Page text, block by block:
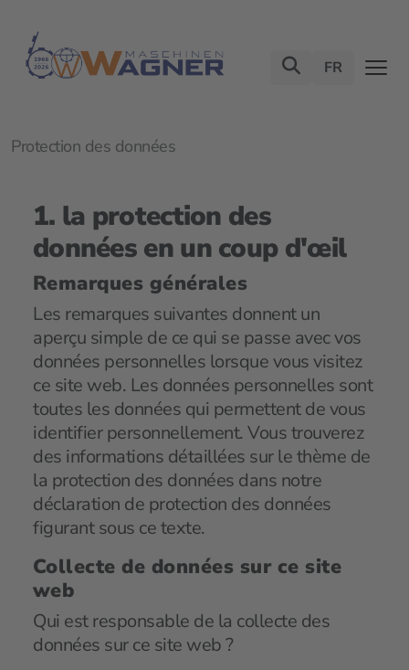
FR
Protection des données
1. la protection des
données en un coup d'œil
Remarques générales
Les remarques suivantes donnent un
aperçu simple de ce qui se passe avec vos
données personnelles lorsque vous visitez
ce site web. Les données personnelles sont
toutes les données qui permettent de vous
identifier personnellement. Vous trouverez
des informations détaillées sur le thème de
la protection des données dans notre
déclaration de protection des données
figurant sous ce texte.
Collecte de données sur ce site
web
Qui est responsable de la collecte des
données sur ce site web ?